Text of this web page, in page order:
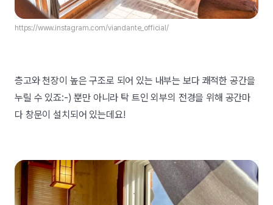
https://www.instagram.com/viandante_official/
층고와 천장이 높은 구조로 되어 있는 내부는 보다 쾌적한 공간을
누릴 수 있죠:-) 뿐만 아니라 탁 트인 외부의 전경을 위해 공간마
다 창문이 설치되어 있는데요!